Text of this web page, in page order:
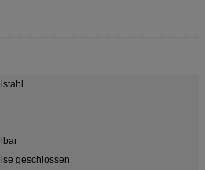
geschlossen